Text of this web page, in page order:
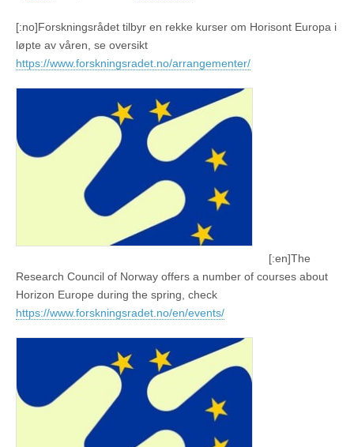
[:no]Forskningsrådet tilbyr en rekke kurser om Horisont Europa i
løpte av våren, se oversikt
https://www.forskningsradet.no/arrangementer/
[:en]The
Research Council of Norway offers a number of courses about
Horizon Europe during the spring, check
https://www.forskningsradet.no/en/events/